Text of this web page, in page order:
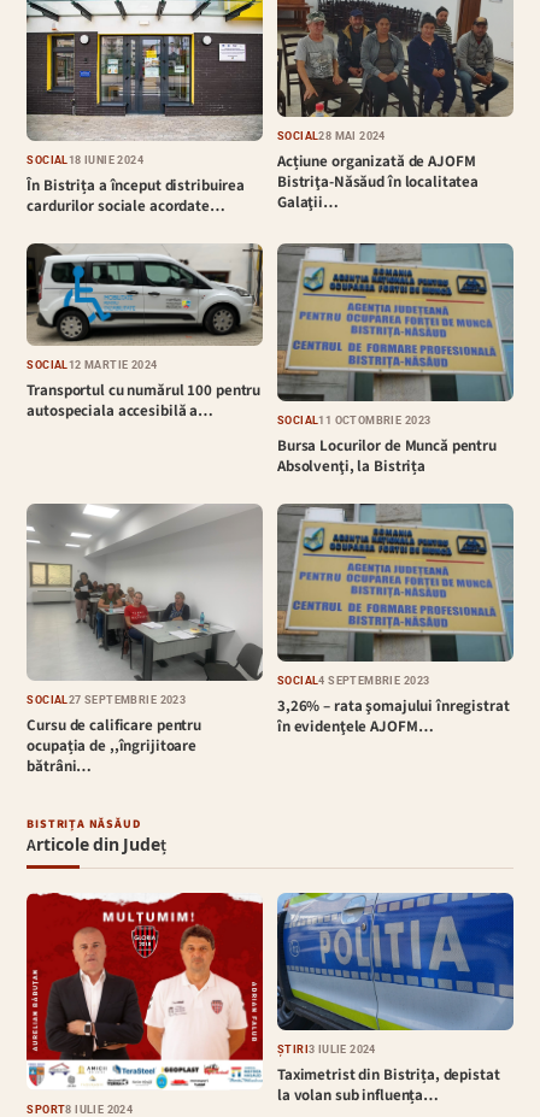
SOCIAL 18 IUNIE 2024
În Bistrița a început distribuirea
cardurilor sociale acordate…
SOCIAL28 MAI 2024
Acțiune organizată de AJOFM
Bistriţa-Năsăud în localitatea
Galaţii…
SOCIAL 12 MARTIE 2024
Transportul cu numărul 100 pentru
autospeciala accesibilă a…
SOCIAL11 OCTOMBRIE 2023
Bursa Locurilor de Muncă pentru
Absolvenţi, la Bistrița
SOCIAL 27 SEPTEMBRIE 2023
Cursu de calificare pentru
ocupația de ,,îngrijitoare
bătrâni…
SOCIAL4 SEPTEMBRIE 2023
3,26% – rata şomajului înregistrat
în evidenţele AJOFM…
BISTRIȚA NĂSĂUD
Articole din Județ
SPORT8 IULIE 2024
ȘTIRI3 IULIE 2024
Taximetrist din Bistrița, depistat
la volan sub influența…